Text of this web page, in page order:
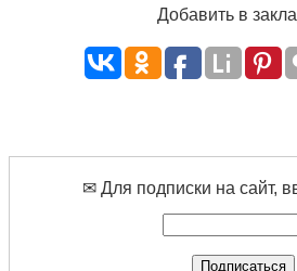
Добавить в
✉ Для подписки на сайт,